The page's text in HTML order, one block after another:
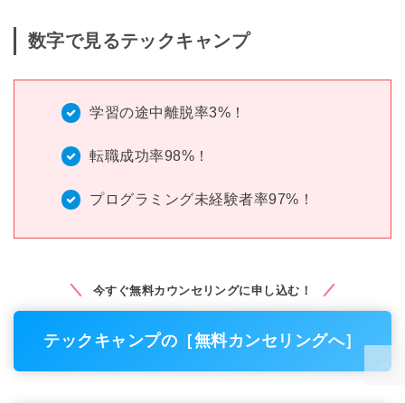
数字で見るテックキャンプ
学習の途中離脱率3%！
転職成功率98%！
プログラミング未経験者率97%！
今すぐ無料カウンセリングに申し込む！
テックキャンプの［無料カンセリングへ］